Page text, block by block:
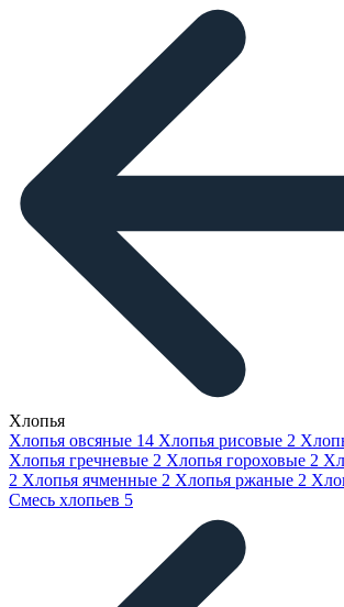
Хлопья
Хлопья овсяные 14 Хлопья рисовые 2
Хлопья гречневые 2 Хлопья гороховые 2
2 Хлопья ячменные 2 Хлопья ржаные 2
Смесь хлопьев 5